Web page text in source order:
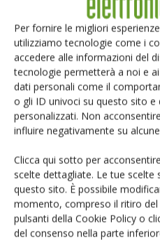
Per fornire le migliori
utilizziamo tecnologie come i
accedere alle informazioni del
tecnologie permetterà a noi e
dati personali come il
o gli ID univoci su questo sito
personalizzati. Non
influire negativamente su
Clicca qui sotto per
scelte dettagliate. Le tue
questo sito. È possibile
momento, compreso il ritiro
pulsanti della Cookie Policy o
del consenso nella parte
prossimi commenti.